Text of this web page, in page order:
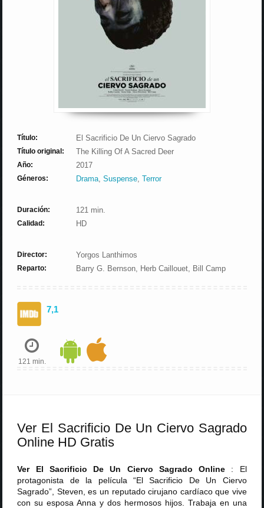
Título: El Sacrificio De Un Ciervo Sagrado
Título original: The Killing Of A Sacred Deer
Año: 2017
Géneros: Drama,Suspense,Terror
Duración: 121 min.
Calidad: HD
Director: Yorgos Lanthimos
Reparto: Barry G. Bernson, Herb Caillouet, Bill Camp
7,1
121 min.
Ver El Sacrificio De Un Ciervo Sagrado
Online HD Gratis
Ver El Sacrificio De Un Ciervo Sagrado Online : El
protagonista de la película “El Sacrificio De Un Ciervo
Sagrado”, Steven, es un reputado cirujano cardíaco que vive
con su esposa Anna y dos hermosos hijos. Trabaja en una